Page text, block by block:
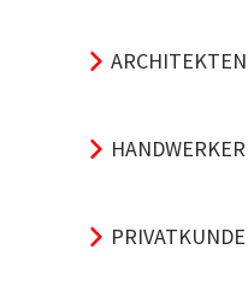
ARCHITEKTEN
HANDWERKER